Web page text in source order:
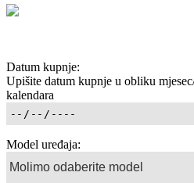
Datum kupnje:
Upišite datum kupnje u obliku
kalendara
Model uređaja: